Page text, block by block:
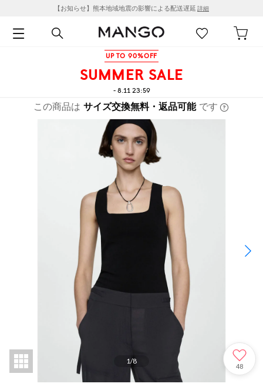
【お知らせ】熊本地域地震の影響による配送遅延 詳細
UP TO 90%OFF
SUMMER SALE
- 8.11 23:59
この商品は サイズ交換無料・返品可能 です
1/8
48